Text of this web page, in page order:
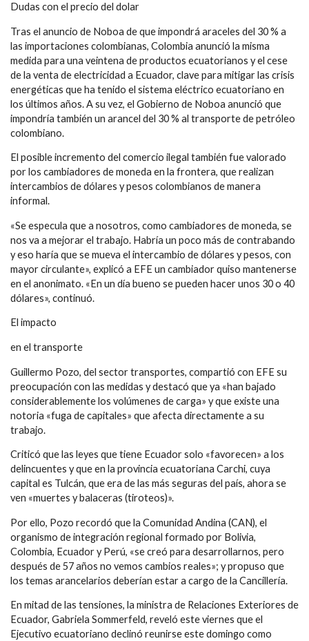
Dudas con el precio del dolar
Tras el anuncio de Noboa de que impondrá araceles del 30 % a
las importaciones colombianas, Colombia anunció la misma
medida para una veintena de productos ecuatorianos y el cese
de la venta de electricidad a Ecuador, clave para mitigar las crisis
energéticas que ha tenido el sistema eléctrico ecuatoriano en
los últimos años. A su vez, el Gobierno de Noboa anunció que
impondría también un arancel del 30 % al transporte de petróleo
colombiano.
El posible incremento del comercio ilegal también fue valorado
por los cambiadores de moneda en la frontera, que realizan
intercambios de dólares y pesos colombianos de manera
informal.
«Se especula que a nosotros, como cambiadores de moneda, se
nos va a mejorar el trabajo. Habría un poco más de contrabando
y eso haría que se mueva el intercambio de dólares y pesos, con
mayor circulante», explicó a EFE un cambiador quiso mantenerse
en el anonimato. «En un día bueno se pueden hacer unos 30 o 40
dólares», continuó.
El impacto
en el transporte
Guillermo Pozo, del sector transportes, compartió con EFE su
preocupación con las medidas y destacó que ya «han bajado
considerablemente los volúmenes de carga» y que existe una
notoria «fuga de capitales» que afecta directamente a su
trabajo.
Criticó que las leyes que tiene Ecuador solo «favorecen» a los
delincuentes y que en la provincia ecuatoriana Carchi, cuya
capital es Tulcán, que era de las más seguras del país, ahora se
ven «muertes y balaceras (tiroteos)».
Por ello, Pozo recordó que la Comunidad Andina (CAN), el
organismo de integración regional formado por Bolivia,
Colombia, Ecuador y Perú, «se creó para desarrollarnos, pero
después de 57 años no vemos cambios reales»; y propuso que
los temas arancelarios deberían estar a cargo de la Cancillería.
En mitad de las tensiones, la ministra de Relaciones Exteriores de
Ecuador, Gabriela Sommerfeld, reveló este viernes que el
Ejecutivo ecuatoriano declinó reunirse este domingo como